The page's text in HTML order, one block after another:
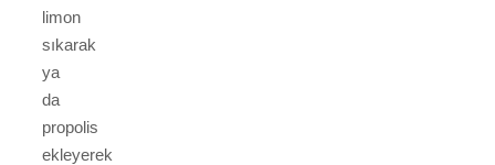
limon
sıkarak
ya
da
propolis
ekleyerek